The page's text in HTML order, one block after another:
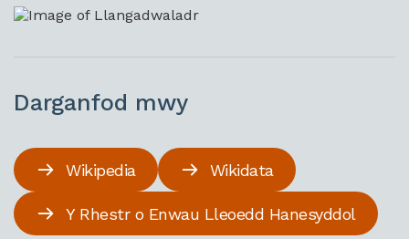
Darganfod mwy
Wikipedia Wikidata
Y Rhestr o Enwau Lleoedd Hanesyddol